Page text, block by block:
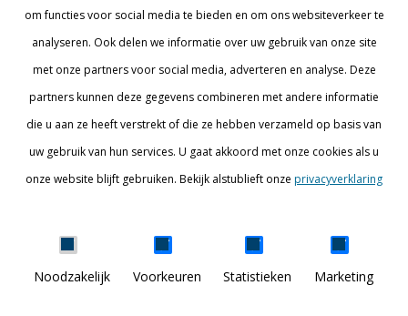
Alumni
Werken bij
Internationaal
DISCOVER YOUR WORLD
om functies voor social media te bieden en om ons websiteverkeer te
analyseren. Ook delen we informatie over uw gebruik van onze site
met onze partners voor social media, adverteren en analyse. Deze
partners kunnen deze gegevens combineren met andere informatie
die u aan ze heeft verstrekt of die ze hebben verzameld op basis van
uw gebruik van hun services. U gaat akkoord met onze cookies als u
onze website blijft gebruiken. Bekijk alstublieft onze privacyverklaring
Noodzakelijk Voorkeuren Statistieken Marketing